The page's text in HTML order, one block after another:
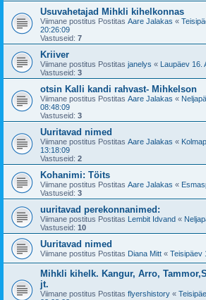
Usuvahetajad Mihkli kihelkonnas
Viimane postitus Postitas Aare Jalakas «
20:26:09
Vastuseid: 7
Kriiver
Viimane postitus Postitas janelys « Laupäev 16.
Vastuseid: 3
otsin Kalli kandi rahvast- Mihkelson
Viimane postitus Postitas Aare Jalakas «
08:48:09
Vastuseid: 3
Uuritavad nimed
Viimane postitus Postitas Aare Jalakas «
13:18:09
Vastuseid: 2
Kohanimi: Töits
Viimane postitus Postitas Aare Jalakas «
Vastuseid: 3
uuritavad perekonnanimed:
Viimane postitus Postitas Lembit Idvand «
Vastuseid: 10
Uuritavad nimed
Viimane postitus Postitas Diana Mitt « Teisipäev
Mihkli kihelk. Kangur, Arro,
jt.
Viimane postitus Postitas flyershistory «